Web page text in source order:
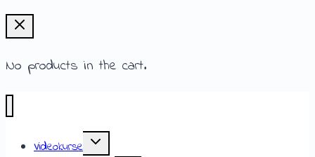
No products in the cart.
Videokurse